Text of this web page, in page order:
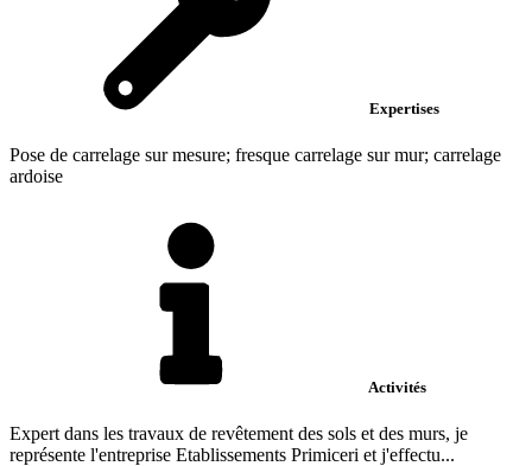
Expertises
Pose de carrelage sur mesure; fresque carrelage sur mur; carrelage
ardoise
Activités
Expert dans les travaux de revêtement des sols et des murs, je
représente l'entreprise Etablissements Primiceri et j'effectu...